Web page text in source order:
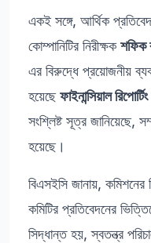
একই সঙ্গে, আর্থিক
কোম্পানিটির নিরীক্ষকশফিক
এর বিরুদ্ধে প্রয়োজনীয়
হয়েছেফাইনান্সিয়াল
সংশ্লিষ্ট সূত্র জানিয়েছে,
হয়েছে।
বিএসইসি জানায়,
কমিটির প্রতিবেদনের
সিদ্ধান্ত হয়, স্বতন্ত্র